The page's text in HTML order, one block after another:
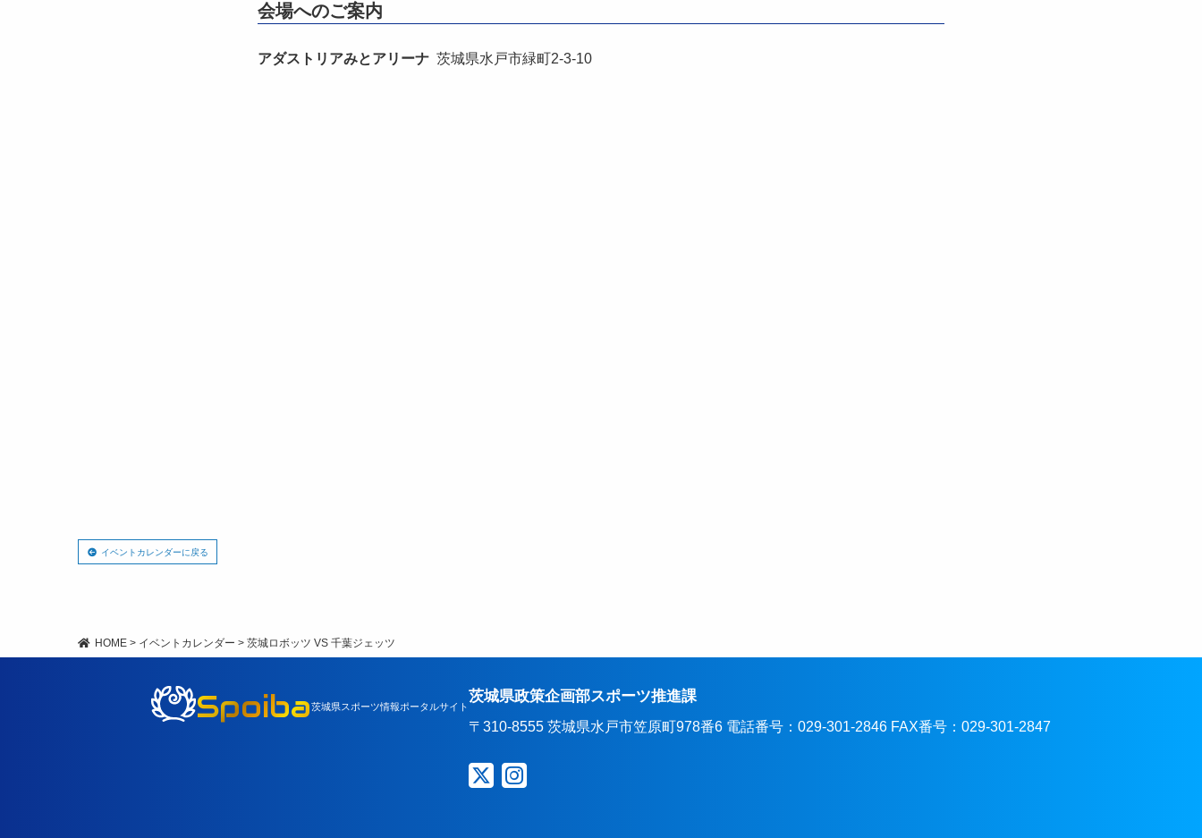
会場へのご案内
アダストリアみとアリーナ 茨城県水戸市緑町2-3-10
イベントカレンダーに戻る
HOME > イベントカレンダー > 茨城ロボッツ VS 千葉ジェッツ
Spoiba茨城県スポーツ情報ポータルサイト
茨城県政策企画部スポーツ推進課
〒310-8555 茨城県水戸市笠原町978番6 電話番号：029-301-2846 FAX番号：029-301-2847